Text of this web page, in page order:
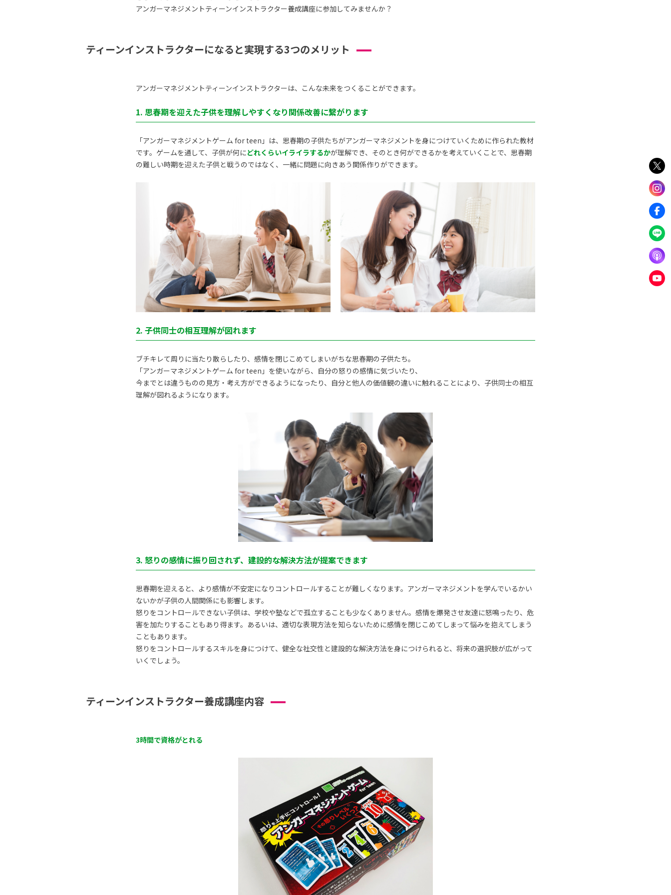
アンガーマネジメントティーンインストラクター養成講座に参加してみませんか？
ティーンインストラクターになると実現する3つのメリット
アンガーマネジメントティーンインストラクターは、こんな未来をつくることができます。
1. 思春期を迎えた子供を理解しやすくなり関係改善に繋がります
「アンガーマネジメントゲーム for teen」は、思春期の子供たちがアンガーマネジメントを身につけていくために作られた教材
です。ゲームを通して、子供が何にどれくらいイライラするかが理解でき、そのとき何ができるかを考えていくことで、思春期
の難しい時期を迎えた子供と戦うのではなく、一緒に問題に向きあう関係作りができます。
2. 子供同士の相互理解が図れます
ブチキレて周りに当たり散らしたり、感情を閉じこめてしまいがちな思春期の子供たち。
「アンガーマネジメントゲーム for teen」を使いながら、自分の怒りの感情に気づいたり、
今までとは違うものの見方・考え方ができるようになったり、自分と他人の価値観の違いに触れることにより、子供同士の相互
理解が図れるようになります。
3. 怒りの感情に振り回されず、建設的な解決方法が提案できます
思春期を迎えると、より感情が不安定になりコントロールすることが難しくなります。アンガーマネジメントを学んでいるかい
ないかが子供の人間関係にも影響します。
怒りをコントロールできない子供は、学校や塾などで孤立することも少なくありません。感情を爆発させ友達に怒鳴ったり、危
害を加たりすることもあり得ます。あるいは、適切な表現方法を知らないために感情を閉じこめてしまって悩みを抱えてしまう
こともあります。
怒りをコントロールするスキルを身につけて、健全な社交性と建設的な解決方法を身につけられると、将来の選択肢が広がって
いくでしょう。
ティーンインストラクター養成講座内容
3時間で資格がとれる